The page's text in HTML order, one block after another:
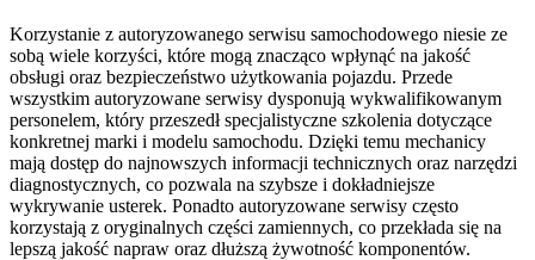
Korzystanie z autoryzowanego serwisu samochodowego niesie ze
sobą wiele korzyści, które mogą znacząco wpłynąć na jakość
obsługi oraz bezpieczeństwo użytkowania pojazdu. Przede
wszystkim autoryzowane serwisy dysponują wykwalifikowanym
personelem, który przeszedł specjalistyczne szkolenia dotyczące
konkretnej marki i modelu samochodu. Dzięki temu mechanicy
mają dostęp do najnowszych informacji technicznych oraz narzędzi
diagnostycznych, co pozwala na szybsze i dokładniejsze
wykrywanie usterek. Ponadto autoryzowane serwisy często
korzystają z oryginalnych części zamiennych, co przekłada się na
lepszą jakość napraw oraz dłuższą żywotność komponentów.